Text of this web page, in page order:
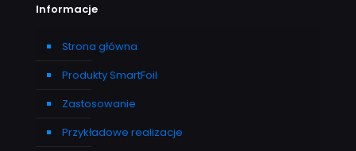
Informacje
Strona główna
Produkty SmartFoil
Zastosowanie
Przykładowe realizacje